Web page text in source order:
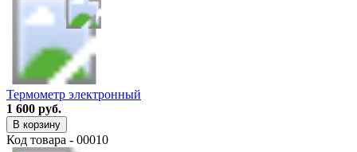
Термометр электронный
1 600 руб.
В корзину
Код товара - 00010